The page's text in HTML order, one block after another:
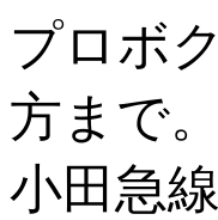
プロボ
方まで
小田急